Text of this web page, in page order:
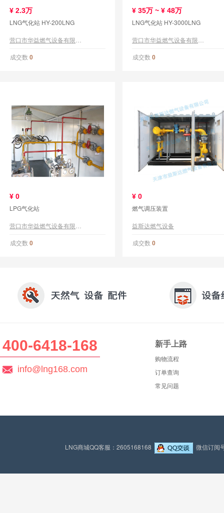
¥ 2.3万
LNG气化站 HY-200LNG
成交数 0
¥ 35万 ~ ¥ 48万
LNG气化站 HY-3000LNG
成交数 0
¥ 0
LPG气化站
成交数 0
¥ 0
燃气调压装置
益斯达燃气设备
成交数 0
400-6418-168
info@lng168.com
新手上路
购物流程
订单查询
常见问题
LNG商城QQ客服：2605168168 微信订阅